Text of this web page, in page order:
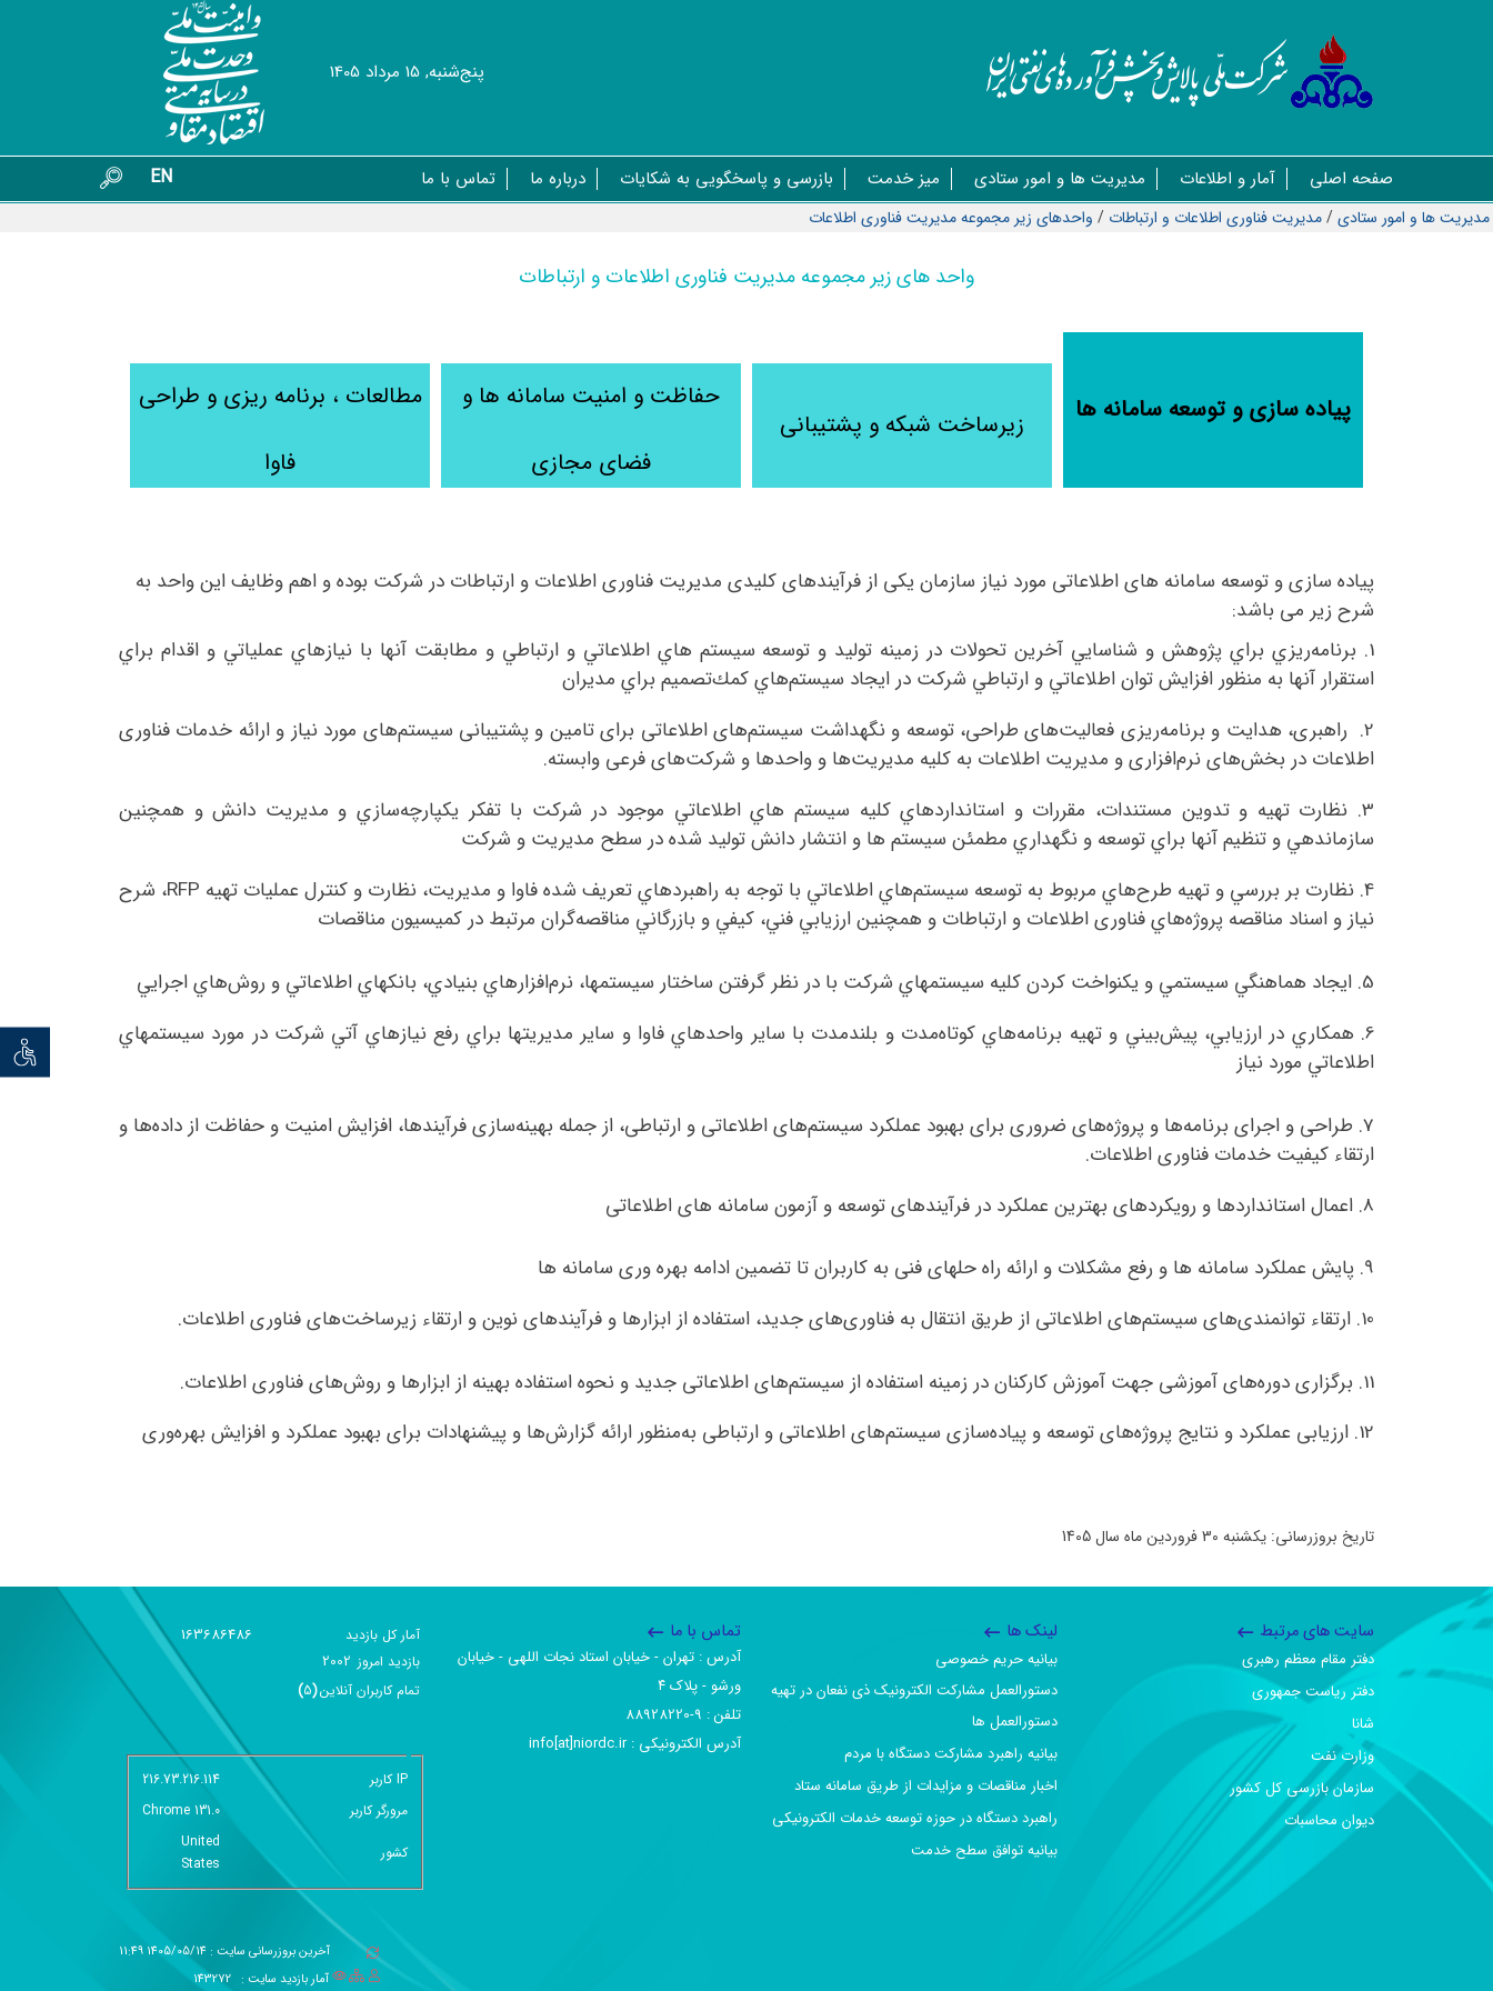
پنج‌شنبه, 15 مرداد 1405
صفحه اصلی آمار و اطلاعات مدیریت ها و امور ستادی میز خدمت بازرسی و پاسخگویی به شکایات درباره ما تماس با ما EN
توان
مدیریت ها و امور ستادی/مديريت فناوری اطلاعات و ارتباطات / واحدهای زیر مجموعه مدیریت فناوری اطلاعات
واحد های زیر مجموعه مدیریت فناوری اطلاعات و ارتباطات
پیاده سازی و توسعه سامانه ها زیرساخت شبکه و پشتیبانی
حفاظت و امنیت سامانه ها و
فضای مجازی
مطالعات ، برنامه ریزی و طراحی
فاوا
پیاده سازی و توسعه سامانه های اطلاعاتی مورد نیاز سازمان یکی از فرآیندهای کلیدی مدیریت فناوری اطلاعات و ارتباطات در شرکت بوده و اهم وظایف این واحد به
شرح زیر می باشد:
1. برنامه‌ريزي براي پژوهش و شناسايي آخرين تحولات در زمينه توليد و توسعه سيستم هاي اطلاعاتي و ارتباطي و مطابقت آنها با نيازهاي عملياتي و اقدام براي
استقرار آنها به منظور افزايش توان اطلاعاتي و ارتباطي شركت در ايجاد سيستم‌هاي كمك‌تصميم‌ براي مديران
2. راهبری، هدایت و برنامه‌ریزی فعالیت‌های طراحی، توسعه و نگهداشت سیستم‌های اطلاعاتی برای تامین و پشتیبانی سیستم‌های مورد نیاز و ارائه خدمات فناوری
اطلاعات در بخش‌های نرم‌افزاری و مدیریت اطلاعات به کلیه مدیریت‌ها و واحدها و شرکت‌های فرعی وابسته.
3. نظارت تهيه و تدوين مستندات، مقررات و استانداردهاي کليه سيستم هاي اطلاعاتي موجود در شركت با تفکر يكپارچه‌سازي و مديريت دانش و همچنين
سازماندهي و تنظيم آنها براي توسعه و نگهداري مطمئن سيستم ها و انتشار دانش توليد شده در سطح مديريت و شركت
4. نظارت بر بررسي و تهيه طرح‌هاي مربوط به توسعه سيستم‌هاي اطلاعاتي با توجه به راهبردهاي تعريف شده فاوا و مديريت، نظارت و کنترل عمليات تهيه RFP، شرح
نياز و اسناد مناقصه پروژه‌هاي فناوری اطلاعات و ارتباطات و همچنين ارزيابي فني، کيفي و بازرگاني مناقصه‌گران مرتبط در کميسيون مناقصات
5. ايجاد هماهنگي سيستمي و يكنواخت كردن كليه سيستمهاي شركت با در نظر گرفتن ساختار سيستمها، نرم‌افزارهاي بنيادي، بانكهاي اطلاعاتي و روش‌هاي اجرايي
6. همكاري در ارزيابي، پيش‌بيني و تهيه برنامه‌هاي كوتاه‌مدت و بلندمدت با ساير واحدهاي فاوا و ساير مديريتها براي رفع نيازهاي آتي شركت در مورد سيستمهاي
اطلاعاتي مورد نياز
7. طراحی و اجرای برنامه‌ها و پروژه‌های ضروری برای بهبود عملکرد سیستم‌های اطلاعاتی و ارتباطی، از جمله بهینه‌سازی فرآیندها، افزایش امنیت و حفاظت از داده‌ها و
ارتقاء کیفیت خدمات فناوری اطلاعات.
8. اعمال استانداردها و رویکردهای بهترین عملکرد در فرآیندهای توسعه و آزمون سامانه های اطلاعاتی
9. پایش عملکرد سامانه ها و رفع مشکلات و ارائه راه حلهای فنی به کاربران تا تضمین ادامه بهره وری سامانه ها
10. ارتقاء توانمندی‌های سیستم‌های اطلاعاتی از طریق انتقال به فناوری‌های جدید، استفاده از ابزارها و فرآیندهای نوین و ارتقاء زیرساخت‌های فناوری اطلاعات.
11. برگزاری دوره‌های آموزشی جهت آموزش کارکنان در زمینه استفاده از سیستم‌های اطلاعاتی جدید و نحوه استفاده بهینه از ابزارها و روش‌های فناوری اطلاعات.
12. ارزیابی عملکرد و نتایج پروژه‌های توسعه و پیاده‌سازی سیستم‌های اطلاعاتی و ارتباطی به‌منظور ارائه گزارش‌ها و پیشنهادات برای بهبود عملکرد و افزایش بهره‌وری
تاریخ بروزرسانی: یکشنبه 30 فروردین ماه سال 1405
سایت های مرتبط
دفتر مقام معظم رهبری
دفتر ریاست جمهوری
شانا
وزارت نفت
سازمان بازرسی کل کشور
دیوان محاسبات
لینک ها
بیانیه حریم خصوصی
دستورالعمل مشارکت الکترونیک ذی نفعان در تهیه
دستورالعمل ها
بیانیه راهبرد مشارکت دستگاه با مردم
اخبار مناقصات و مزایدات از طریق سامانه ستاد
راهبرد دستگاه در حوزه توسعه خدمات الکترونیکی
بیانیه توافق سطح خدمت
تماس با ما
آدرس :‌ تهران - خیابان استاد نجات اللهی - خیابان
ورشو - پلاک ۴
تلفن :‌ 9-88928220
آدرس الکترونیکی :‌ info[at]niordc.ir
آمار کل بازدید 163686486
بازديد امروز 2002
تمام کاربران آنلاين(
5
)
گزارش آمار سایت - خلاصه
IP کاربر
216.73.216.114
مرورگر کاربر
Chrome 131.0
کشور
United
States
آخرین بروزرسانی سایت : 1405/05/14 11:49
آمار بازدید سایت : 143272